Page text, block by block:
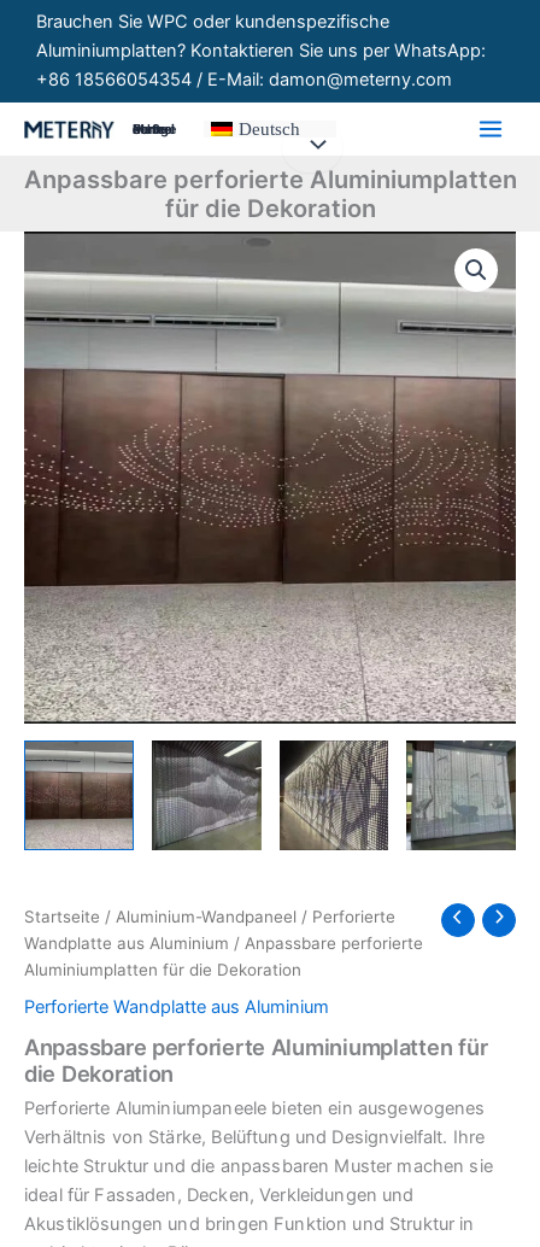
Inhalt
springen
Brauchen Sie WPC oder kundenspezifische
Aluminiumplatten? Kontaktieren Sie uns per WhatsApp:
+86 18566054354 / E-Mail: damon@meterny.com
Maßgeschneiderte Paneele Deutsch
Anpassbare perforierte Aluminiumplatten
für die Dekoration
Startseite / Aluminium-Wandpaneel / Perforierte
Wandplatte aus Aluminium / Anpassbare perforierte
Aluminiumplatten für die Dekoration
Perforierte Wandplatte aus Aluminium
Anpassbare perforierte Aluminiumplatten für
die Dekoration
Perforierte Aluminiumpaneele bieten ein ausgewogenes
Verhältnis von Stärke, Belüftung und Designvielfalt. Ihre
leichte Struktur und die anpassbaren Muster machen sie
ideal für Fassaden, Decken, Verkleidungen und
Akustiklösungen und bringen Funktion und Struktur in